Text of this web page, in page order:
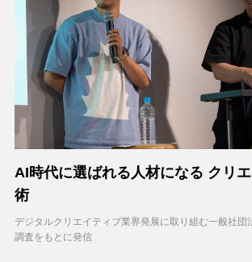
AI時代に選ばれる人材になる クリ
術
デジタルクリエイティブ業界発展に取り組む一般社団
調査をもとに発信